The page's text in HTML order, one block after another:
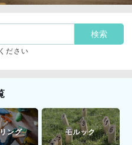
ださい
ング モルック